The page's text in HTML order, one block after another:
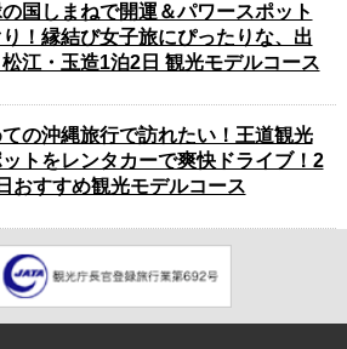
国しまねで開運＆パワースポット
！縁結び女子旅にぴったりな、出
江・玉造1泊2日 観光モデルコース
の沖縄旅行で訪れたい！王道観光
ットをレンタカーで爽快ドライブ！2
おすすめ観光モデルコース